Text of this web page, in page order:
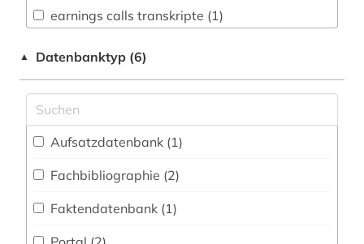
earnings calls transkripte (1)
elektrizität (1)
elektrizitätserzeugung (1)
energiemarkt (1)
energieverbrauch (1)
entwicklung (1)
▲ Datenbanktyp (6)
Aufsatzdatenbank (1)
Fachbibliographie (2)
Faktendatenbank (1)